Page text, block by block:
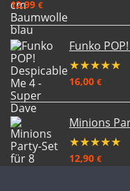
12,99 €
Funko
★★★★★
16,00 €
Minions
★★★★★
12,90 €